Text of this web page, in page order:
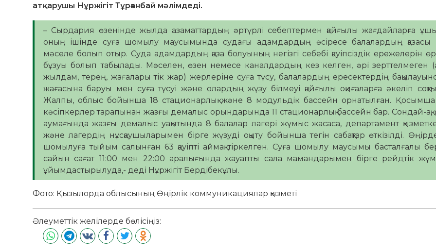
атқарушы Нұржігіт Тұрғанбай мәлімдеді.
– Сырдария өзенінде жылда азаматтардың әртүрлі себептермен қайғылы жағдайларға
оның ішінде суға шомылу маусымында судағы адамдардың әсіресе балалардың қазасы
мәселе болып отыр. Суда адамдардың қаза болуының негізгі себебі қауіпсіздік ережелерін
бұзуы болып табылады. Мәселен, өзен немесе каналдардың кез келген, әрі зерттелмеген
жылдам, терең, жағалары тік жар) жерлеріне суға түсу, балалардың ересектердің
жағасына баруы мен суға түсуі және олардың жүзу білмеуі қайғылы оқиғаларға әкеліп
Жалпы, облыс бойынша 18 стационарлық және 8 модульдік бассейн орнатылған.
кәсіпкерлер тарапынан жазғы демалыс орындарында 11 стационарлық бассейн бар. Сондай-ақ,
аумағында жазғы демалыс уақытында 8 балалар лагері жұмыс жасаса, департамент
және лагердің нұсқаушыларымен бірге жүзуді оқыту бойынша тегін сабақтар өткізілді.
шомылуға тыйым салынған 63 қауіпті аймақ тіркелген. Суға шомылу маусымы басталғалы
сайын сағат 11:00 мен 22:00 аралығында жауапты сала мамандарымен бірге рейдтік
ұйымдастырылуда,- деді Нұржігіт Бердібекұлы.
Фото: Қызылорда облысының Өңірлік коммуникациялар қызметі
Әлеуметтік желілерде бөлісіңіз: